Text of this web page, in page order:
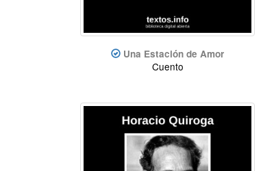
Una Estación de Amor
Cuento